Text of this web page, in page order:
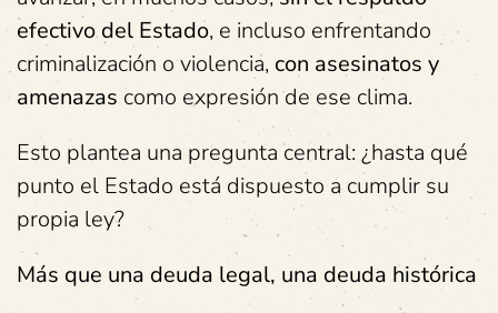
efectivo del Estado, e incluso enfrentando
criminalización o violencia, con asesinatos y
amenazas como expresión de ese clima.
Esto plantea una pregunta central: ¿hasta qué
punto el Estado está dispuesto a cumplir su
propia ley?
Más que una deuda legal, una deuda histórica